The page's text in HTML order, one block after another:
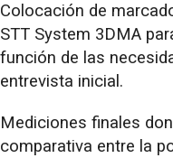
Colocación de
STT System 3DMA
función de las
entrevista inicial.
Mediciones finales
comparativa entre la